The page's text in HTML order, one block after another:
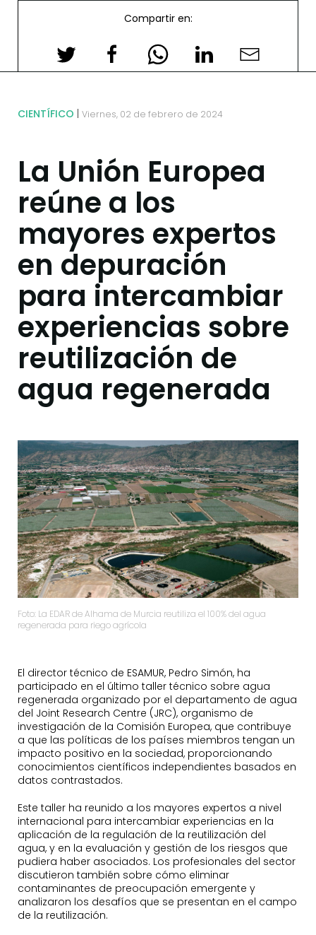
Compartir en:
CIENTÍFICO Viernes, 02 de febrero de 2024
La Unión Europea
reúne a los
mayores expertos
en depuración
para intercambiar
experiencias sobre
reutilización de
agua regenerada
Foto: La EDAR de Alhama de Murcia reutiliza el 100% del agua
regenerada para riego agrícola
El director técnico de ESAMUR, Pedro Simón, ha
participado en el último taller técnico sobre agua
regenerada organizado por el departamento de agua
del Joint Research Centre (JRC), organismo de
investigación de la Comisión Europea, que contribuye
a que las políticas de los países miembros tengan un
impacto positivo en la sociedad, proporcionando
conocimientos científicos independientes basados en
datos contrastados.
Este taller ha reunido a los mayores expertos a nivel
internacional para intercambiar experiencias en la
aplicación de la regulación de la reutilización del
agua, y en la evaluación y gestión de los riesgos que
pudiera haber asociados. Los profesionales del sector
discutieron también sobre cómo eliminar
contaminantes de preocupación emergente y
analizaron los desafíos que se presentan en el campo
de la reutilización.